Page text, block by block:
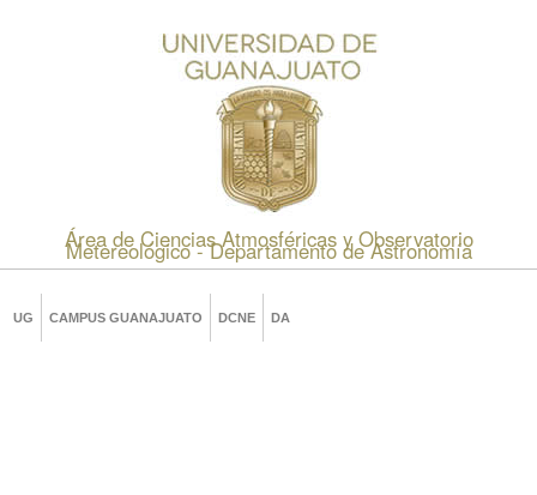
Área de Ciencias Atmosféricas y Observatorio
Metereológico - Departamento de Astronomía
UG CAMPUS GUANAJUATO DCNE DA